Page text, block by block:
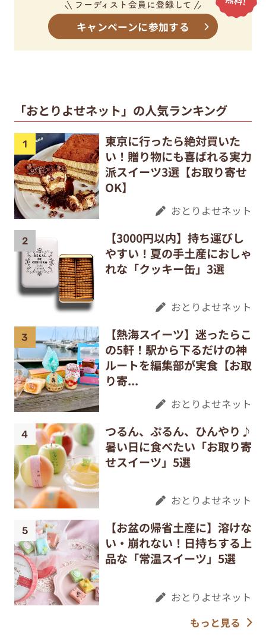
キャンペーンに参加する
「おとりよせネット」の人気ランキング
東京に行ったら絶対買いた
い！贈り物にも喜ばれる実力
派スイーツ3選【お取り寄せ
OK】
おとりよせネット
【3000円以内】持ち運びし
やすい！夏の手土産におしゃ
れな「クッキー缶」3選
おとりよせネット
【熱海スイーツ】迷ったらこ
の5軒！駅から下るだけの神
ルートを編集部が実食【お取
り寄...
おとりよせネット
つるん、ぷるん、ひんやり♪
暑い日に食べたい「お取り寄
せスイーツ」5選
おとりよせネット
【お盆の帰省土産に】溶けな
い・崩れない！日持ちする上
品な「常温スイーツ」5選
おとりよせネット
もっと見る